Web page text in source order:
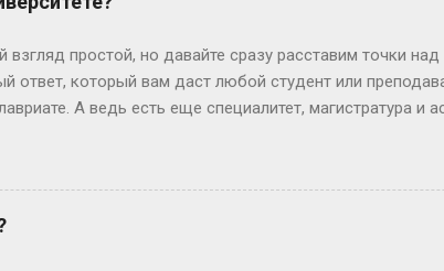
— эту фразу слышат все. Но давай честно:
60 кг и при этом выг...
простой, но давайте сразу расставим точки
ответ, который вам даст любой студент или
А ведь есть еще специалитет, магистратура и
бакалавриат Представьте себе обычного парня,
науки? Четыре года. Это четыре курса: первый
– экватор, и четвертый – финишная прямая с
образования в России. Четыре года пролетают